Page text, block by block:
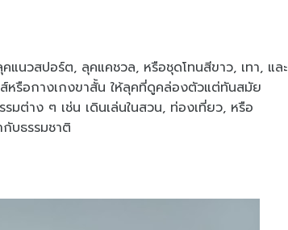
แนวสปอร์ต, ลุคแคชวล, หรือชุดโทนสีขาว, เทา, และ
หรือกางเกงขาสั้น ให้ลุคที่ดูคล่องตัวแต่ทันสมัย
รมต่าง ๆ เช่น เดินเล่นในสวน, ท่องเที่ยว, หรือ
บธรรมชาติ